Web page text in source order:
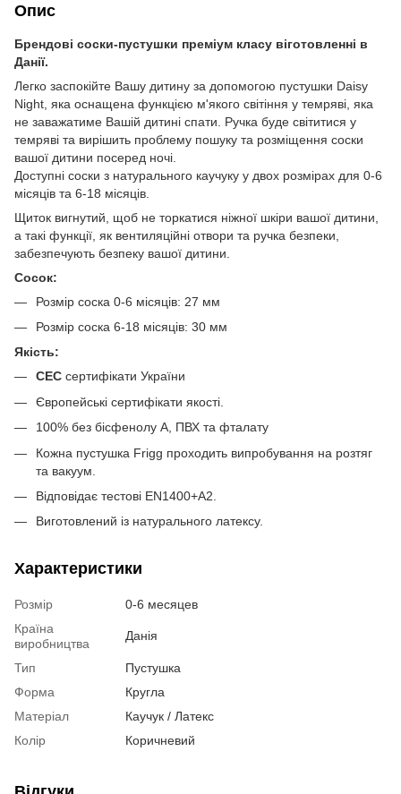
Опис
Брендові соски-пустушки преміум класу віготовленні в
Данії.
Легко заспокійте Вашу дитину за допомогою пустушки Daisy
Night, яка оснащена функцією м'якого світіння у темряві, яка
не заважатиме Вашій дитині спати. Ручка буде світитися у
темряві та вирішить проблему пошуку та розміщення соски
вашої дитини посеред ночі.
Доступні соски з натурального каучуку у двох розмірах для 0-6
місяців та 6-18 місяців.
Щиток вигнутий, щоб не торкатися ніжної шкіри вашої дитини,
а такі функції, як вентиляційні отвори та ручка безпеки,
забезпечують безпеку вашої дитини.
Сосок:
Розмір соска 0-6 місяців: 27 мм
Розмір соска 6-18 місяців: 30 мм
Якість:
СЕС сертифікати України
Європейські сертифікати якості.
100% без бісфенолу А, ПВХ та фталату
Кожна пустушка Frigg проходить випробування на розтяг
та вакуум.
Відповідає тестові EN1400+A2.
Виготовлений із натурального латексу.
Характеристики
Розмір
0-6 месяцев
Країна
виробництва
Данія
Тип
Пустушка
Форма
Кругла
Матеріал
Каучук / Латекс
Колір
Коричневий